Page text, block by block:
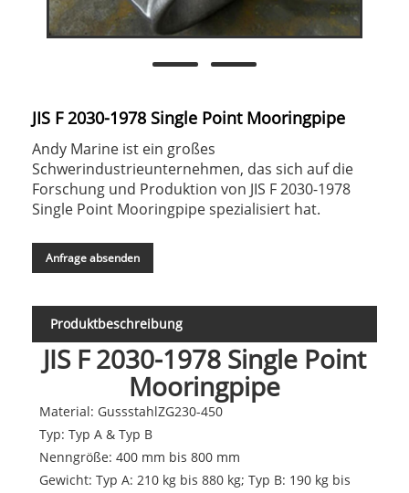
JIS F 2030-1978 Single Point Mooringpipe
Andy Marine ist ein großes
Schwerindustrieunternehmen, das sich auf die
Forschung und Produktion von JIS F 2030-1978
Single Point Mooringpipe spezialisiert hat.
Anfrage absenden
Produktbeschreibung
JIS F 2030-1978 Single Point
Mooringpipe
Material: GussstahlZG230-450
Typ: Typ A & Typ B
Nenngröße: 400 mm bis 800 mm
Gewicht: Typ A: 210 kg bis 880 kg; Typ B: 190 kg bis